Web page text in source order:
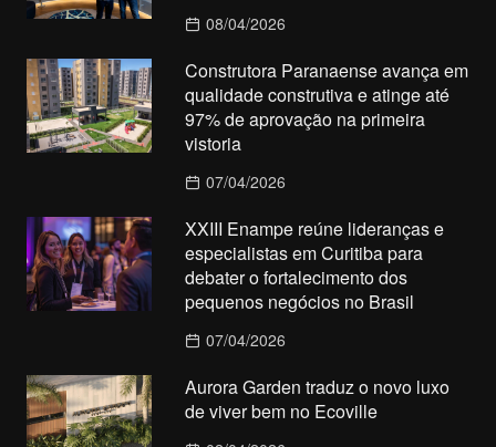
08/04/2026
Construtora Paranaense avança em
qualidade construtiva e atinge até
97% de aprovação na primeira
vistoria
07/04/2026
XXIII Enampe reúne lideranças e
especialistas em Curitiba para
debater o fortalecimento dos
pequenos negócios no Brasil
07/04/2026
Aurora Garden traduz o novo luxo
de viver bem no Ecoville